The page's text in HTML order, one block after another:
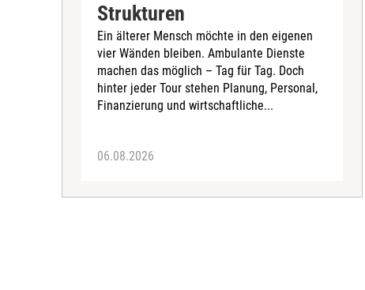
Strukturen
Ein älterer Mensch möchte in den eigenen
vier Wänden bleiben. Ambulante Dienste
machen das möglich – Tag für Tag. Doch
hinter jeder Tour stehen Planung, Personal,
Finanzierung und wirtschaftliche...
06.08.2026